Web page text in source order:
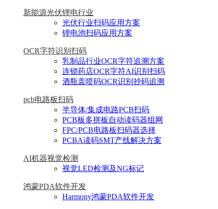
新能源光伏锂电行业
光伏行业扫码应用方案
锂电池扫码应用方案
OCR字符识别扫码
乳制品行业OCR字符追溯方案
连锁药店OCR字符AI识别扫码
酒瓶盖喷码OCR识别抄码追溯
pcb电路板扫码
半导体/集成电路PCB扫码
PCB板多拼板自动读码器组网
FPC/PCB电路板扫码器选择
PCBA读码SMT产线解决方案
AI机器视觉检测
视觉LED检测及NG标记
鸿蒙PDA软件开发
Harmony鸿蒙PDA软件开发